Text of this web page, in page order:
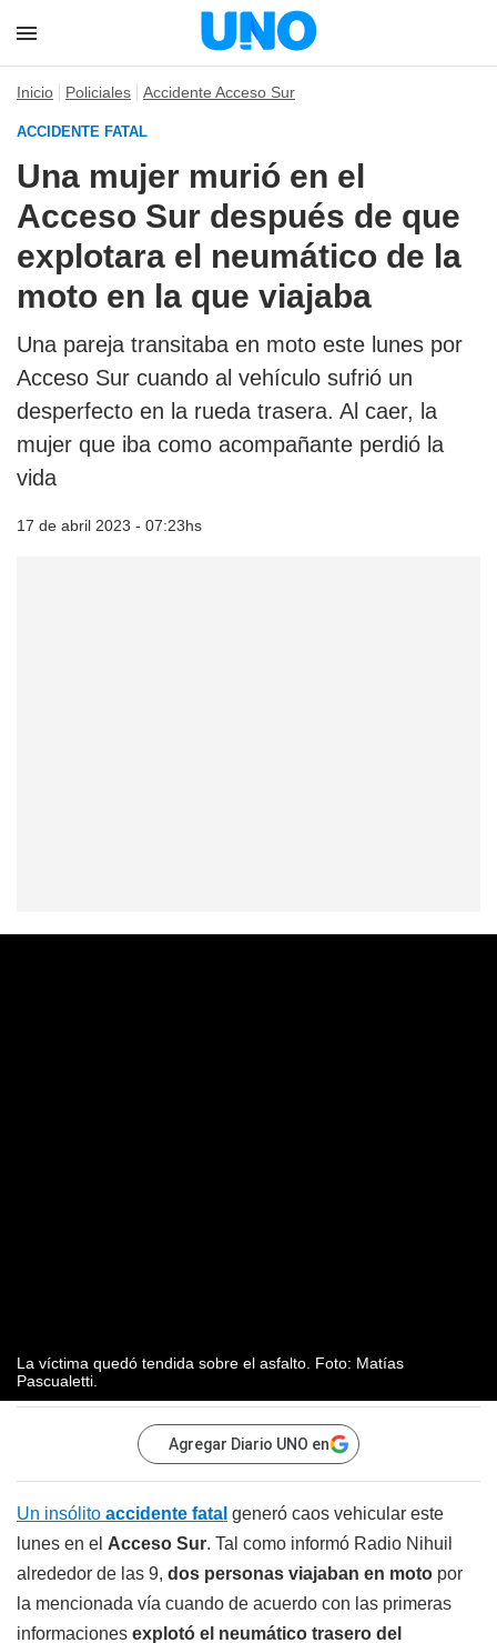
Inicio Policiales Accidente Acceso Sur
ACCIDENTE FATAL
Una mujer murió en el
Acceso Sur después de que
explotara el neumático de la
moto en la que viajaba
Una pareja transitaba en moto este lunes por
Acceso Sur cuando al vehículo sufrió un
desperfecto en la rueda trasera. Al caer, la
mujer que iba como acompañante perdió la
vida
17 de abril 2023 - 07:23hs
La víctima quedó tendida sobre el asfalto. Foto: Matías
Pascualetti.
Agregar Diario UNO en
Un insólito accidente fatal generó caos vehicular este
lunes en el Acceso Sur. Tal como informó Radio Nihuil
alrededor de las 9, dos personas viajaban en moto por
la mencionada vía cuando de acuerdo con las primeras
informaciones explotó el neumático trasero del